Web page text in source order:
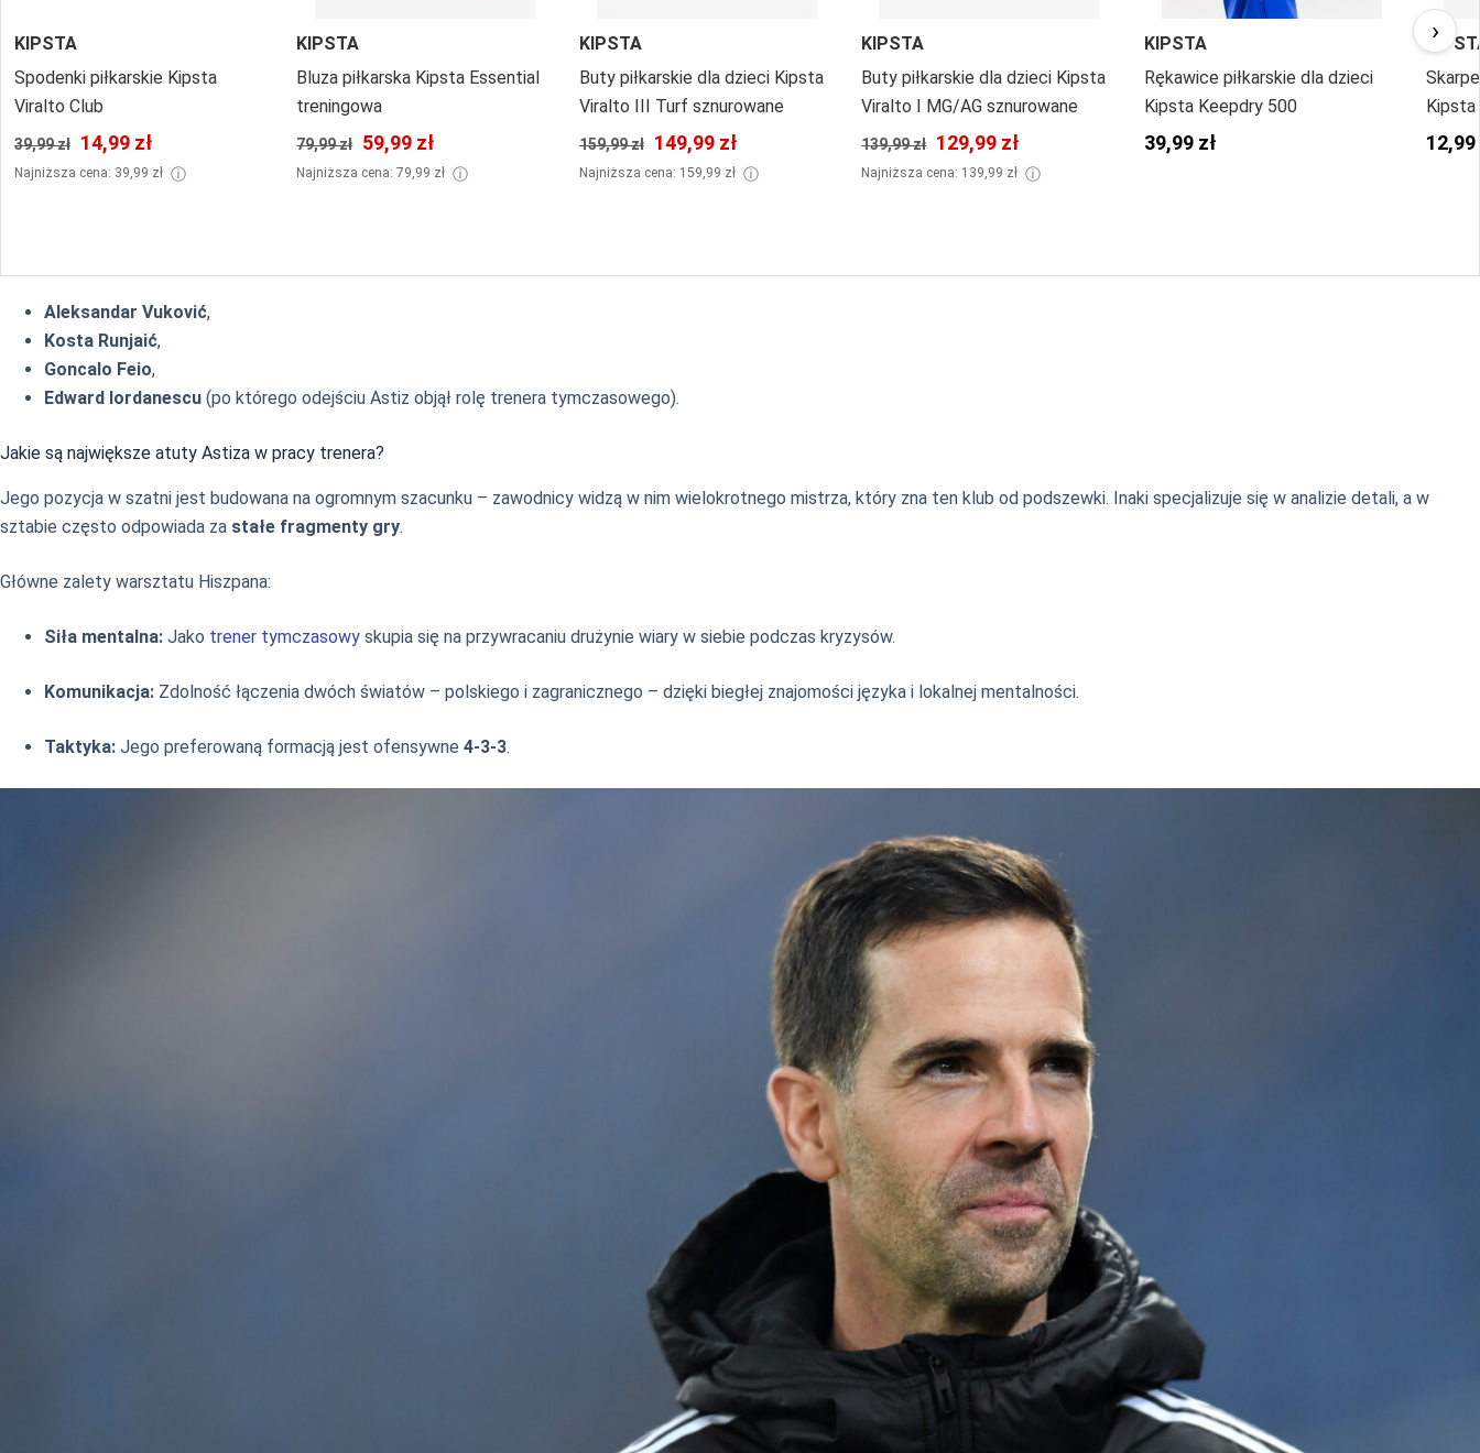
KIPSTA
Spodenki piłkarskie Kipsta
Viralto Club
39,99 zł 14,99 zł
Najniższa cena: 39,99 zł ⓘ
KIPSTA
Bluza piłkarska Kipsta Essential
treningowa
79,99 zł 59,99 zł
Najniższa cena: 79,99 zł ⓘ
KIPSTA
Buty piłkarskie dla dzieci Kipsta
Viralto III Turf sznurowane
159,99 zł 149,99 zł
Najniższa cena: 159,99 zł ⓘ
KIPSTA
Buty piłkarskie dla dzieci Kipsta
Viralto I MG/AG sznurowane
139,99 zł 129,99 zł
Najniższa cena: 139,99 zł ⓘ
KIPSTA
Rękawice piłkarskie dla dzieci
Kipsta Keepdry 500
39,99 zł 12,99
›
Aleksandar Vuković,
Kosta Runjaić,
Goncalo Feio,
Edward Iordanescu (po którego odejściu Astiz objął rolę trenera tymczasowego).
Jakie są największe atuty Astiza w pracy trenera?
Jego pozycja w szatni jest budowana na ogromnym szacunku – zawodnicy widzą w nim wielokrotnego mistrza, który zna ten klub od podszewki. Inaki specjalizuje się w analizie detali, a w
sztabie często odpowiada za stałe fragmenty gry.
Główne zalety warsztatu Hiszpana:
Siła mentalna: Jako trener tymczasowy skupia się na przywracaniu drużynie wiary w siebie podczas kryzysów.
Komunikacja: Zdolność łączenia dwóch światów – polskiego i zagranicznego – dzięki biegłej znajomości języka i lokalnej mentalności.
Taktyka: Jego preferowaną formacją jest ofensywne 4-3-3.